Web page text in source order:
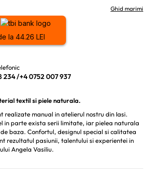
Ghid marimi
la 44.26 LEI
234/+4 0752 007 937
textil si piele naturala.
realizate manual in atelierul nostru din Iasi.
in parte exista serii limitate, iar pielea naturala
baza. Confortul, designul special si calitatea
rezultatul pasiunii, talentului si experientei in
Angela Vasiliu.